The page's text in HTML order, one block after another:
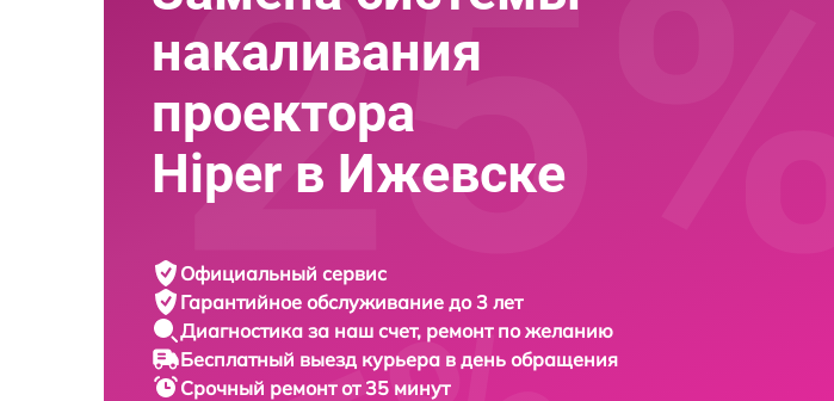
накаливания
проектора
Hiper в Ижевске
Официальный сервис
Гарантийное обслуживание до 3 лет
Диагностика за наш счет, ремонт по желанию
Бесплатный выезд курьера в день обращения
Срочный ремонтот 35 минут